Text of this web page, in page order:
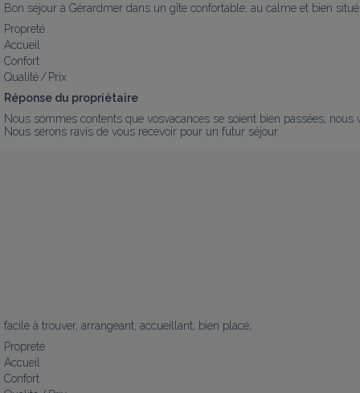
Bon séjour à Gérardmer dans un gîte confortable, au calme et bien
Propreté
Accueil
Confort
Qualité / Prix
Réponse du propriétaire
Nous sommes contents que vosvacances se soient bien passées,
Nous serons ravis de vous recevoir pour un futur séjour.
facile à trouver, arrangeant, accueillant, bien placé,
Propreté
Accueil
Confort